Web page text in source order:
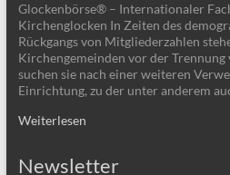
Glockenbörse® – Internationaler
Kirchenglocken In Zeiten des
Rückgangs von Mitgliederzahlen
Kirchengemeinden vor der Trennung
suchen sie nach einer weiteren
Einrichtung, zu der unter anderem
Weiterlesen
Newsletter